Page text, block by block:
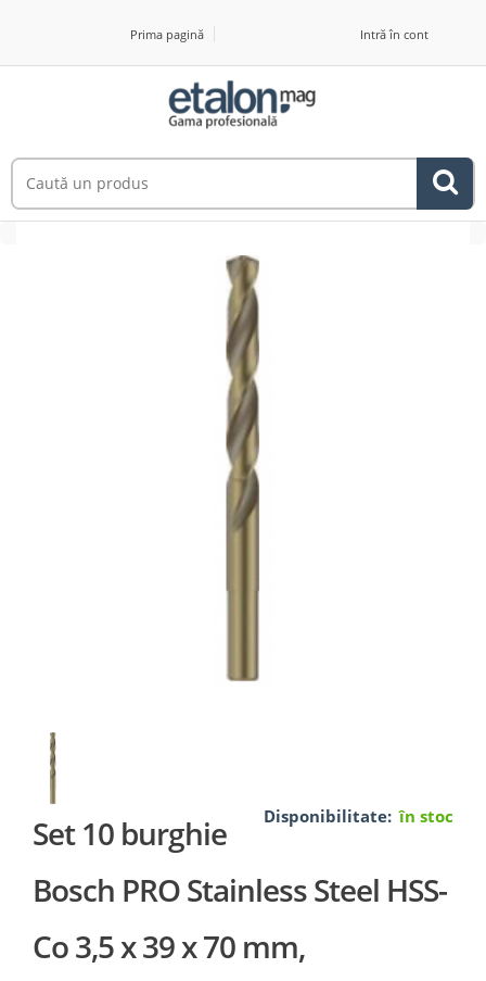
Prima pagină Intră în cont
Disponibilitate: în stoc
Set 10 burghie
Bosch PRO Stainless Steel HSS-
Co 3,5 x 39 x 70 mm,